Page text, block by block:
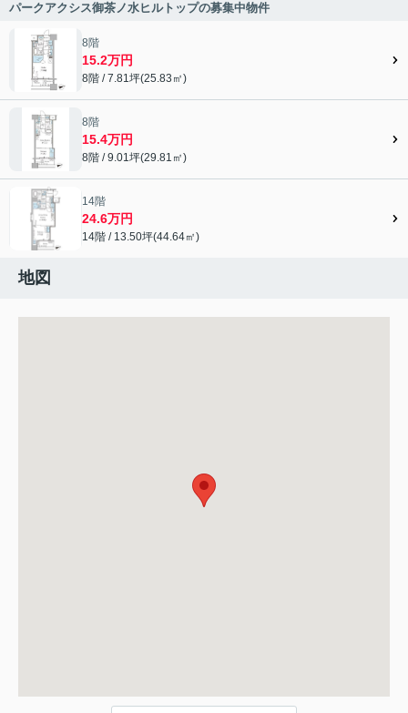
パークアクシス御茶ノ水ヒルトップの募集中物件
8階
15.2万円
8階 / 7.81坪(25.83㎡)
8階
15.4万円
8階 / 9.01坪(29.81㎡)
14階
24.6万円
14階 / 13.50坪(44.64㎡)
地図